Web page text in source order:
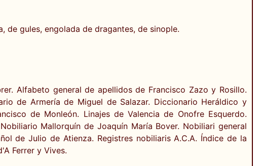
de gules, engolada de dragantes, de sinople.
Alfabeto general de apellidos de Francisco Zazo y Rosillo.
de Armería de Miguel de Salazar. Diccionario Heráldico y
de Monleón. Linajes de Valencia de Onofre Esquerdo.
Mallorquín de Joaquín María Bover. Nobiliari general
de Julio de Atienza. Registres nobiliaris A.C.A. Índice de la
Ferrer y Vives.